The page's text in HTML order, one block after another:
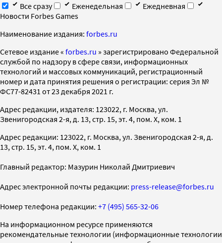
Все сразу
Еженедельная
Ежедневная
Новости Forbes Games
Наименование издания: forbes.ru
Cетевое издание « forbes.ru » зарегистрировано Федеральной
службой по надзору в сфере связи, информационных
технологий и массовых коммуникаций, регистрационный
номер и дата принятия решения о регистрации: серия Эл №
ФС77-82431 от 23 декабря 2021 г.
Адрес редакции, издателя: 123022, г. Москва, ул.
Звенигородская 2-я, д. 13, стр. 15, эт. 4, пом. X, ком. 1
Адрес редакции: 123022, г. Москва, ул. Звенигородская 2-я, д.
13, стр. 15, эт. 4, пом. X, ком. 1
Главный редактор: Мазурин Николай Дмитриевич
Адрес электронной почты редакции: press-release@forbes.ru
Номер телефона редакции: +7 (495) 565-32-06
На информационном ресурсе применяются
рекомендательные технологии (информационные технологии